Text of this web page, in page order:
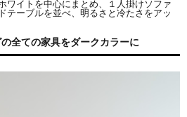
ワイトを中心にまとめ、１人掛けソファ
テーブルを並べ、明るさと冷たさをアッ
全ての家具をダークカラーに